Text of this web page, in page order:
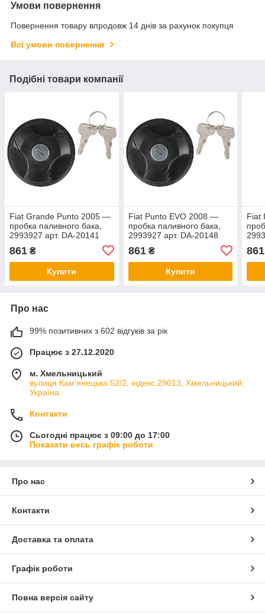
Умови повернення
Повернення товару впродовж 14 днів за рахунок покупця
Всі умови повернення
Подібні товари компанії
Fiat Grande Punto 2005 —
пробка паливного бака,
2993927 арт. DA-20141
861 ₴
Купити
Fiat Punto EVO 2008 —
пробка паливного бака,
2993927 арт. DA-20148
861₴
Купити
Fiat
861
Про нас
99% позитивних з 602 відгуків за рік
Працює з 27.12.2020
м. Хмельницький
вулиця Кам'янецька 52/2, індекс 29013, Хмельницький,
Україна
Контакти
Сьогодні працює з 09:00 до 17:00
Показати весь графік роботи
Про нас
Контакти
Доставка та оплата
Графік роботи
Повна версія сайту